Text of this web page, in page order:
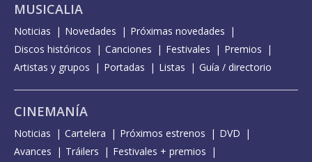
MUSICALIA
Noticias Novedades
Próximas novedades
Discos históricos
Canciones Festivales
Premios
Artistas y grupos
Portadas Listas Guía / directorio
CINEMANÍA
Noticias Cartelera Próximos estrenos
DVD
Avances
Tráilers
Festivales + premios